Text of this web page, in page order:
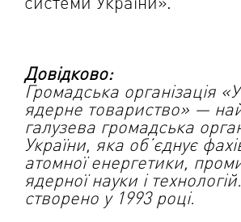
Довідково:
Громадська організація
ядерне товариство» —
галузева громадська
України, яка об’єднує
атомної енергетики,
ядерної науки і
створено у 1993 році.